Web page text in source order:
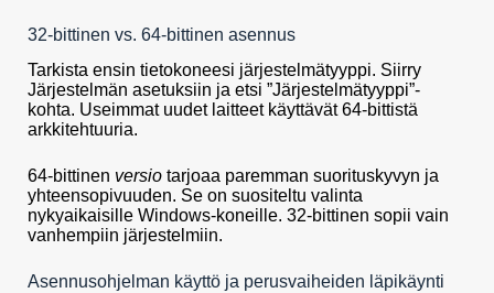
32-bittinen vs. 64-bittinen asennus
Tarkista ensin tietokoneesi järjestelmätyyppi. Siirry
Järjestelmän asetuksiin ja etsi ”Järjestelmätyyppi”-
kohta. Useimmat uudet laitteet käyttävät 64-bittistä
arkkitehtuuria.
64-bittinen versio tarjoaa paremman suorituskyvyn ja
yhteensopivuuden. Se on suositeltu valinta
nykyaikaisille Windows-koneille. 32-bittinen sopii vain
vanhempiin järjestelmiin.
Asennusohjelman käyttö ja perusvaiheiden läpikäynti